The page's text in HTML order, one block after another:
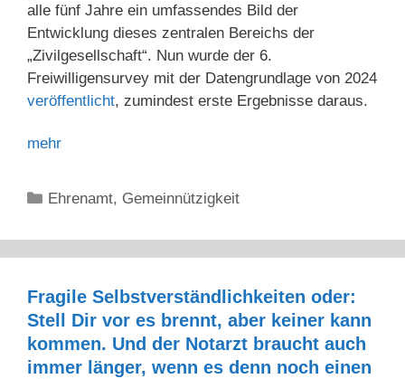
alle fünf Jahre ein umfassendes Bild der
Entwicklung dieses zentralen Bereichs der
„Zivilgesellschaft“. Nun wurde der 6.
Freiwilligensurvey mit der Datengrundlage von 2024
veröffentlicht, zumindest erste Ergebnisse daraus.
mehr
Kategorien
Ehrenamt, Gemeinnützigkeit
Fragile Selbstverständlichkeiten oder:
Stell Dir vor es brennt, aber keiner kann
kommen. Und der Notarzt braucht auch
immer länger, wenn es denn noch einen